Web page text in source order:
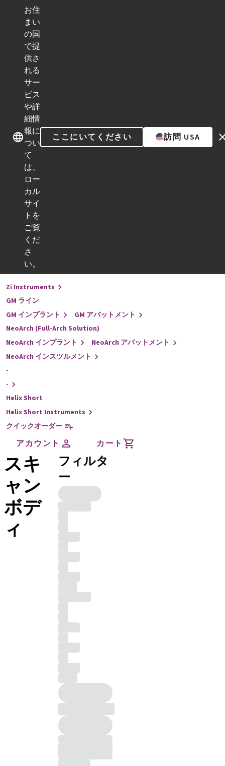
お住
まい
の国
で提
供さ
れる
サー
ビス
や詳
細情
報に
つい
て
は、
ロー
カル
サイ
トを
ご覧
くだ
さ
い。
ここにいてください 訪問 USA
カテゴリー
インプラントライン
補綴補助ツール
インスツルメント＆アクセサリー
Neodent Techniques
Educational Platforms
Kits
戻る
インプラントライン
-
Zi Instruments
GM ライン
GM インプラント
GM アバットメント
NeoArch (Full-Arch Solution)
NeoArch インプラント
NeoArch アバットメント
NeoArch インスツルメント
-
-
Helix Short
Helix Short Instruments
クイックオーダー
アカウント カート
スキ
ャン
ボデ
ィ
フィルタ
ー